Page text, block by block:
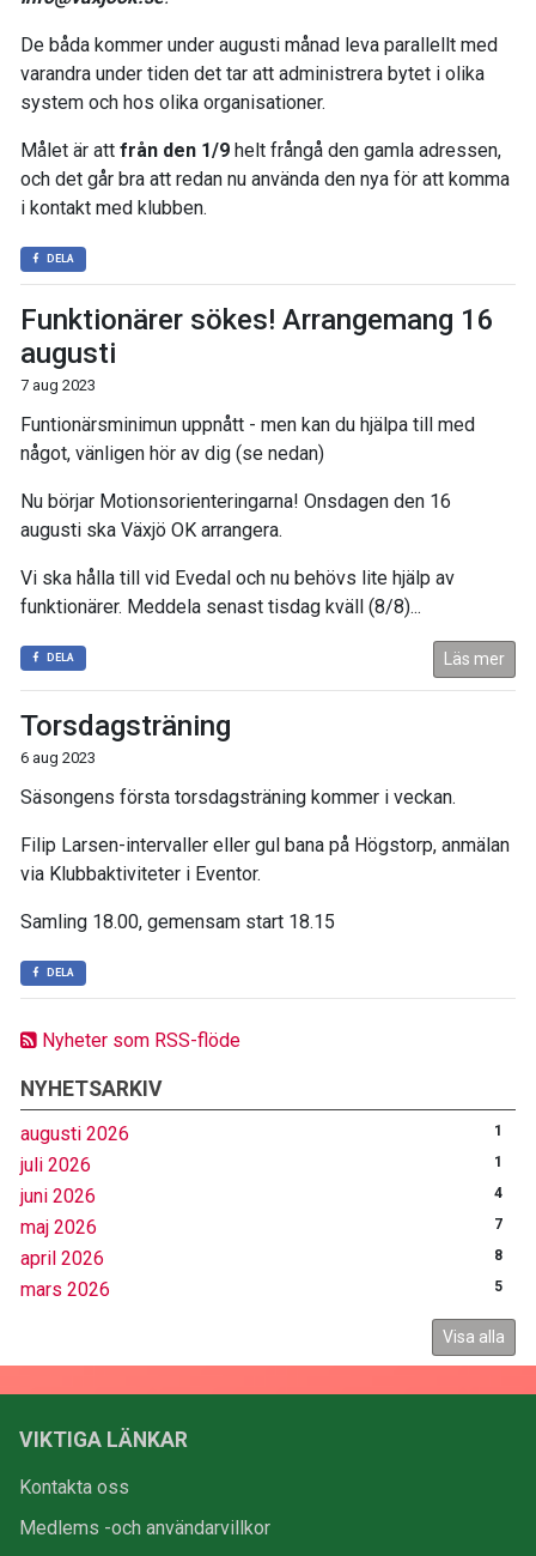
Nyheter som RSS-flöde
NYHETSARKIV
augusti 2026 1
juli 2026 1
juni 2026 4
maj 2026 7
april 2026 8
mars 2026 5
Visa alla
De båda kommer under augusti månad leva parallellt med
varandra under tiden det tar att administrera bytet i olika
system och hos olika organisationer.
Målet är att från den 1/9 helt frångå den gamla adressen,
och det går bra att redan nu använda den nya för att komma
i kontakt med klubben.
DELA
Funktionärer sökes! Arrangemang 16
augusti
7 aug 2023
Funtionärsminimun uppnått - men kan du hjälpa till med
något, vänligen hör av dig (se nedan)
Nu börjar Motionsorienteringarna! Onsdagen den 16
augusti ska Växjö OK arrangera.
Vi ska hålla till vid Evedal och nu behövs lite hjälp av
funktionärer. Meddela senast tisdag kväll (8/8)...
DELA Läs mer
Torsdagsträning
6 aug 2023
Säsongens första torsdagsträning kommer i veckan.
Filip Larsen-intervaller eller gul bana på Högstorp, anmälan
via Klubbaktiviteter i Eventor.
Samling 18.00, gemensam start 18.15
DELA
VIKTIGA LÄNKAR
Kontakta oss
Medlems -och användarvillkor